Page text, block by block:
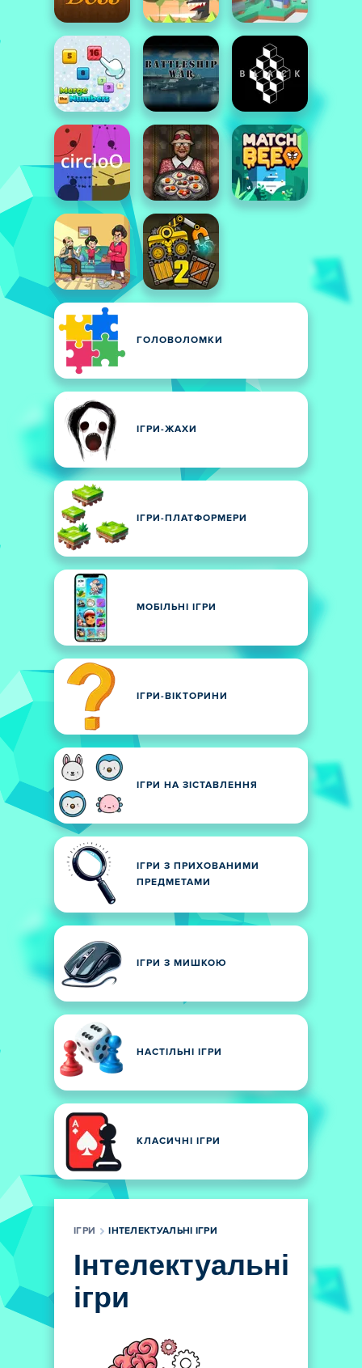
ГОЛОВОЛОМКИ
ІГРИ-ЖАХИ
ІГРИ-ПЛАТФОРМЕРИ
МОБІЛЬНІ ІГРИ
ІГРИ-ВІКТОРИНИ
ІГРИ НА ЗІСТАВЛЕННЯ
ІГРИ З ПРИХОВАНИМИ
ПРЕДМЕТАМИ
ІГРИ З МИШКОЮ
НАСТІЛЬНІ ІГРИ
КЛАСИЧНІ ІГРИ
ІГРИ ІНТЕЛЕКТУАЛЬНІ ІГРИ
Інтелектуальні
ігри